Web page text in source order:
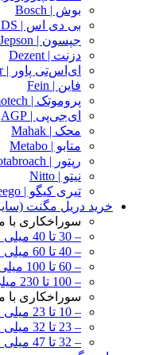
بوش | Bosch
بی دی اس | BDS
جپسون | Jepson
دزنت | Dezent
ای‌اس‌تی پاور | AST Power
فاین | Fein
پروموتک | Promotech
ای‌جی‌پی | AGP
محک | Mahak
متابو | Metabo
رپتور | Rotabroach
نیتو | Nitto
تیری کیگو | 3Keego
خرید دریل مگنت
سوراخکاری با
– 30 تا 40 میلی متر
– 40 تا 60 میلی متر
– 60 تا 100 میلی متر
– 100 تا 230 میلی متر
سوراخکاری با
– 10 تا 23 میلی متر (MT2)
– 23 تا 32 میلی متر (MT3)
– 32 تا 47 میلی متر (MT4)